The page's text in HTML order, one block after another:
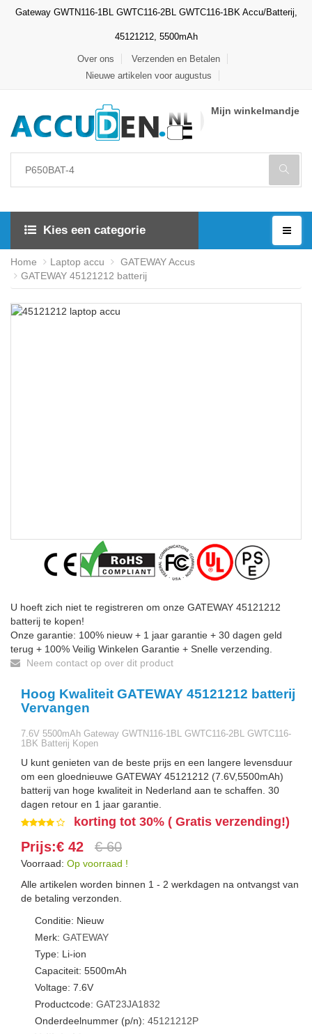
Gateway GWTN116-1BL GWTC116-2BL GWTC116-1BK Accu/Batterij,
45121212, 5500mAh
Over ons
Verzenden en Betalen
Nieuwe artikelen voor augustus
Mijn winkelmandje
Kies een categorie
Home Laptop accu
GATEWAY Accus
GATEWAY 45121212 batterij
U hoeft zich niet te registreren om onze GATEWAY 45121212
batterij te kopen!
Onze garantie: 100% nieuw + 1 jaar garantie + 30 dagen geld
terug + 100% Veilig Winkelen Garantie + Snelle verzending.
Neem contact op over dit product
Hoog Kwaliteit GATEWAY 45121212 batterij
Vervangen
7.6V 5500mAh Gateway GWTN116-1BL GWTC116-2BL GWTC116-
1BK Batterij Kopen
U kunt genieten van de beste prijs en een langere levensduur
om een gloednieuwe GATEWAY 45121212 (7.6V,5500mAh)
batterij van hoge kwaliteit in Nederland aan te schaffen. 30
dagen retour en 1 jaar garantie.
korting tot 30% ( Gratis verzending!)
Prijs:€ 42 € 60
Voorraad: Op voorraad !
Alle artikelen worden binnen 1 - 2 werkdagen na ontvangst van
de betaling verzonden.
Conditie: Nieuw
Merk: GATEWAY
Type: Li-ion
Capaciteit: 5500mAh
Voltage: 7.6V
Productcode: GAT23JA1832
Onderdeelnummer (p/n): 45121212P